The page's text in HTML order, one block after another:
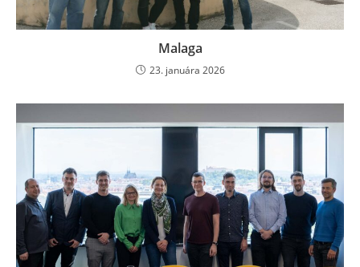
Malaga
23. januára 2026